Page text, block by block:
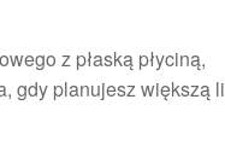
z płaską płyciną,
gdy planujesz większą